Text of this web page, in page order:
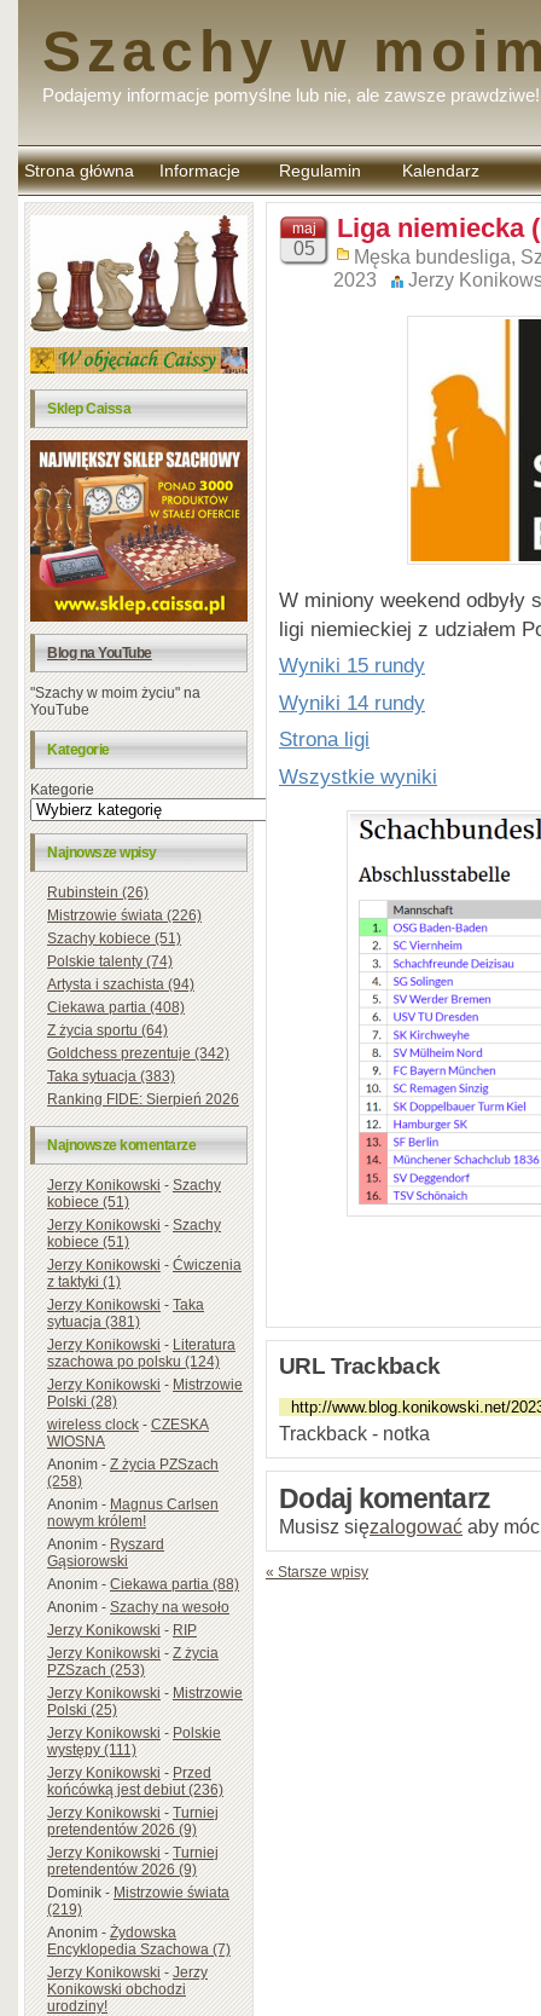
Szachy w
Podajemy informacje pomyślne lub nie, ale zawsze prawdziwe!
Strona główna Informacje Regulamin
komentarzy
Kalendarz
Sklep Caissa
Blog na YouTube
"Szachy w moim życiu" na
YouTube
Kategorie
Kategorie
Najnowsze wpisy
Rubinstein (26)
Mistrzowie świata (226)
Szachy kobiece (51)
Polskie talenty (74)
Artysta i szachista (94)
Ciekawa partia (408)
Z życia sportu (64)
Goldchess prezentuje (342)
Taka sytuacja (383)
Ranking FIDE: Sierpień 2026
Najnowsze komentarze
Jerzy Konikowski-Szachy
kobiece (51)
Jerzy Konikowski-Szachy
kobiece (51)
Jerzy Konikowski-Ćwiczenia
z taktyki (1)
Jerzy Konikowski-Taka
sytuacja (381)
Jerzy Konikowski-Literatura
szachowa po polsku (124)
Jerzy Konikowski-Mistrzowie
Polski (28)
wireless clock-CZESKA
WIOSNA
Anonim-Z życia PZSzach
(258)
Anonim-Magnus Carlsen
nowym królem!
Anonim-Ryszard
Gąsiorowski
Anonim-Ciekawa partia (88)
Anonim-Szachy na wesoło
Jerzy Konikowski-RIP
Jerzy Konikowski-Z życia
PZSzach (253)
Jerzy Konikowski-Mistrzowie
Polski (25)
Jerzy Konikowski-Polskie
występy (111)
Jerzy Konikowski-Przed
końcówką jest debiut (236)
Jerzy Konikowski-Turniej
pretendentów 2026 (9)
Jerzy Konikowski-Turniej
pretendentów 2026 (9)
Dominik-Mistrzowie świata
(219)
Anonim-Żydowska
Encyklopedia Szachowa (7)
Jerzy Konikowski-Jerzy
Konikowski obchodzi
urodziny!
maj
05
Liga niemiecka
Męska bundesliga,
2023
Jerzy
W miniony weekend odbyły
ligi niemieckiej z udziałem
Wyniki 15 rundy
Wyniki 14 rundy
Strona ligi
Wszystkie wyniki
URL Trackback
Trackback - notka
Dodaj komentarz
Musisz sięzalogować aby
« Starsze wpisy